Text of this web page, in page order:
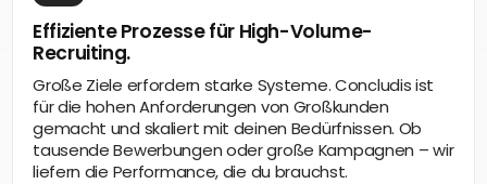
Effiziente Prozesse für High-Volume-
Recruiting.
Große Ziele erfordern starke Systeme. Concludis ist
für die hohen Anforderungen von Großkunden
gemacht und skaliert mit deinen Bedürfnissen. Ob
tausende Bewerbungen oder große Kampagnen – wir
liefern die Performance, die du brauchst.